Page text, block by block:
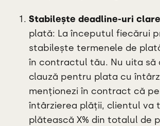
Stabilește deadline-uri clare
plată: La începutul fiecărui
stabilește termenele de
în contractul tău. Nu uita să
clauză pentru plata cu
menționezi în contract că
întârzierea plății, clientul va
plătească X% din totalul de